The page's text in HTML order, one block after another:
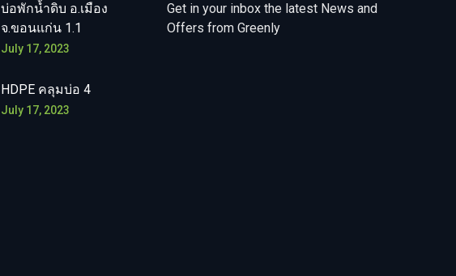
บ่อพักน้ำดิบ อ.เมือง
จ.ขอนแก่น 1.1
July 17, 2023
HDPE คลุมบ่อ 4
July 17, 2023
Get in your inbox the latest News and
Offers from Greenly